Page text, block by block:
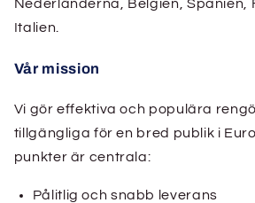
Nederländerna, Belgien, Spanien,
Italien.
Vår mission
Vi gör effektiva och populära
tillgängliga för en bred publik i
punkter är centrala:
Pålitlig och snabb leverans